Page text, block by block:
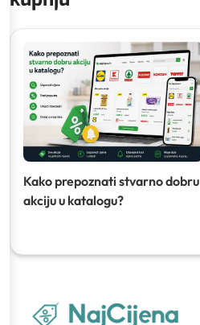
Kako prepoznati stvarno dobru
akciju u katalogu?